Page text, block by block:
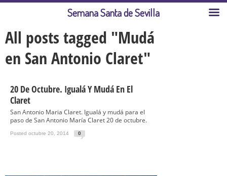
All posts tagged "Mudá
en San Antonio Claret"
20 De Octubre. Igualá Y Mudá En El
Claret
San Antonio Maria Claret. Igualá y mudá para el
paso de San Antonio María Claret 20 de octubre.
Posted octubre 20, 2014 0
Semana Santa de Sevilla